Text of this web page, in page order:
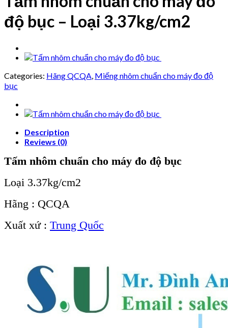
độ bục – Loại 3.37kg/cm2
Categories: Hãng QCQA, Miếng nhôm chuẩn cho máy đo độ
bục
Description
Reviews (0)
Tấm nhôm chuẩn cho máy đo độ bục
Loại 3.37kg/cm2
Hãng : QCQA
Xuất xứ : Trung Quốc